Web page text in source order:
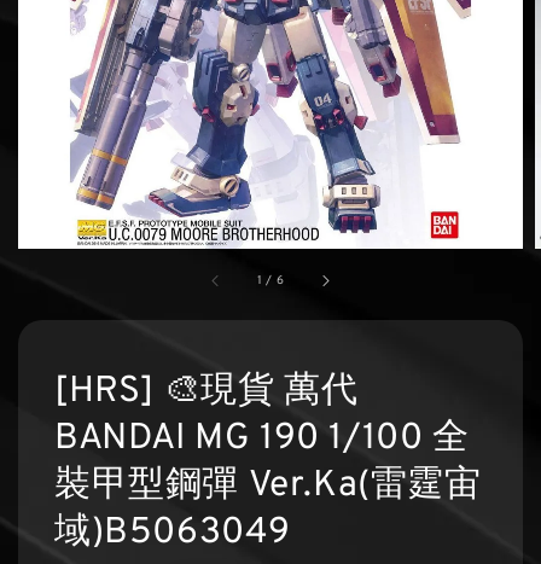
1 / 6
[HRS] 🎨現貨 萬代
BANDAI MG 190 1/100 全
裝甲型鋼彈 Ver.Ka(雷霆宙
域)B5063049